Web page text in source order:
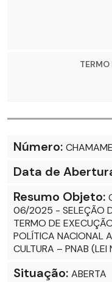
Número:
Data de
Resumo Objeto:
06/2025 - SELEÇÃO
TERMO DE
POLÍTICA NACIONAL
CULTURA – PNAB
Situação: ABERTA